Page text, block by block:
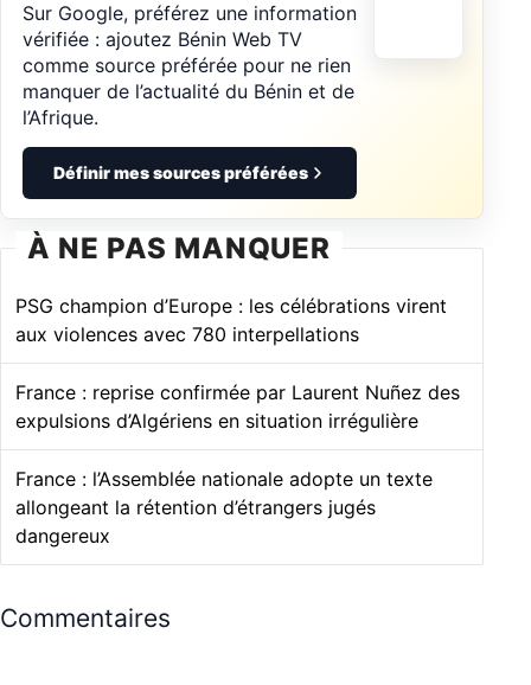
Sur Google, préférez une information
vérifiée : ajoutez Bénin Web TV
comme source préférée pour ne rien
manquer de l’actualité du Bénin et de
l’Afrique.
Définir mes sources préférées
À NE PAS MANQUER
PSG champion d’Europe : les célébrations virent
aux violences avec 780 interpellations
France : reprise confirmée par Laurent Nuñez des
expulsions d’Algériens en situation irrégulière
France : l’Assemblée nationale adopte un texte
allongeant la rétention d’étrangers jugés
dangereux
Commentaires